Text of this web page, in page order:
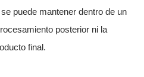
puede mantener dentro de un
posterior ni la
final.